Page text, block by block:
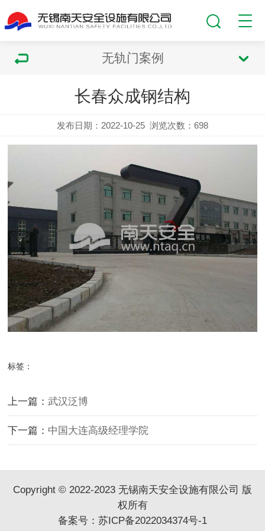
无轨门案例
长春众成钢结构
发布日期：2022-10-25 浏览次数：698
标签：
上一篇：武汉泛博
下一篇： 中国大连高级经理学院
Copyright © 2022-2023 无锡南天安全设施有限公司 版
权所有
备案号： 苏ICP备2022034374号-1